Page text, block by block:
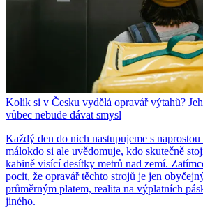
Kolik si v Česku vydělá opravář výtahů?
vůbec nebude dávat smysl
Každý den do nich nastupujeme s naprostou
málokdo si ale uvědomuje, kdo skutečně
kabině visící desítky metrů nad zemí.
pocit, že opravář těchto strojů je jen
průměrným platem, realita na výplatních
jiného.